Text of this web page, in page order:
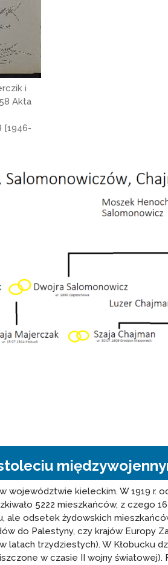
i
Akta
[1946-
kieleckim. W 1919 r.
5222 mieszkańców, z czego
ale odsetek żydowskich
do Palestyny, czy krajów Europy
trzydziestych). W Kłobucku
w czasie II wojny światowej).